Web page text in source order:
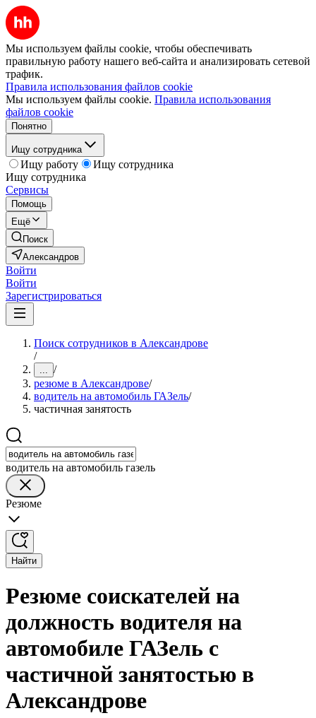
Мы используем файлы cookie, чтобы обеспечивать
правильную работу нашего веб-сайта и анализировать сетевой
трафик.
Правила использования файлов cookie
Мы используем файлы cookie. Правила использования
файлов cookie
Понятно
Ищу сотрудника
Ищу работу
Ищу сотрудника
Ищу сотрудника
Сервисы
Помощь
Ещё
Поиск
Александров
Войти
Войти
Зарегистрироваться
Поиск сотрудников в Александрове
/
... /
резюме в Александрове/
водитель на автомобиль ГАЗель/
частичная занятость
водитель на автомобиль газель
Резюме
Найти
Резюме соискателей на
должность водителя на
автомобиле ГАЗель с
частичной занятостью в
Александрове